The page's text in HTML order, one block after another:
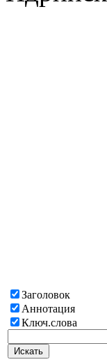
Заголовок
Аннотация
Ключ.слова